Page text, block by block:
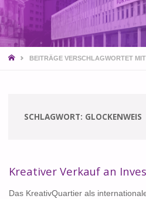
STARTBEITRÄGE VERSCHLAGWORTET
SCHLAGWORT: GLOCKENWEIS
Kreativer Verkauf an
Das KreativQuartier als